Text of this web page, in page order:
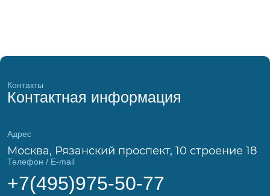
Контакты
Контактная информация
Адрес
Москва, Рязанский проспект, 10 строение 18
Телефон / E-mail
+7(495)975-50-77